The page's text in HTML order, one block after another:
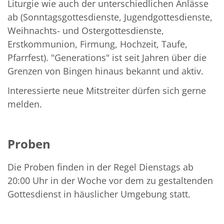
Liturgie wie auch der unterschiedlichen Anlässe
ab (Sonntagsgottesdienste, Jugendgottesdienste,
Weihnachts- und Ostergottesdienste,
Erstkommunion, Firmung, Hochzeit, Taufe,
Pfarrfest). "Generations" ist seit Jahren über die
Grenzen von Bingen hinaus bekannt und aktiv.
Interessierte neue Mitstreiter dürfen sich gerne
melden.
Proben
Die Proben finden in der Regel Dienstags ab
20:00 Uhr in der Woche vor dem zu gestaltenden
Gottesdienst in häuslicher Umgebung statt.